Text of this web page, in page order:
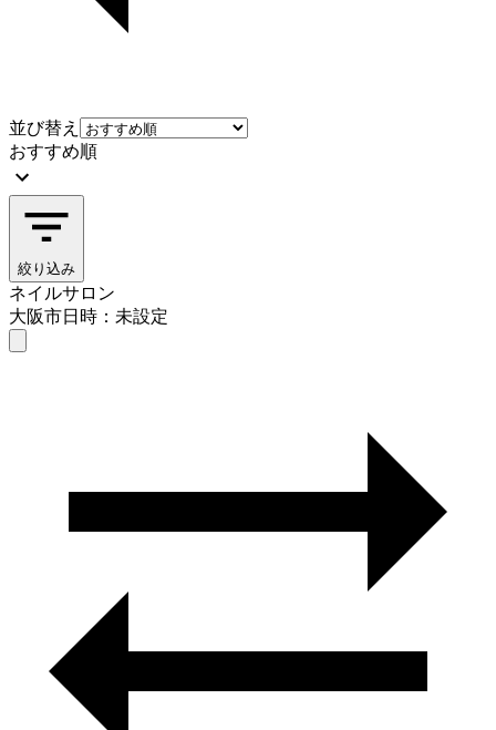
並び替え
おすすめ順
絞り込み
ネイルサロン
大阪市日時：未設定